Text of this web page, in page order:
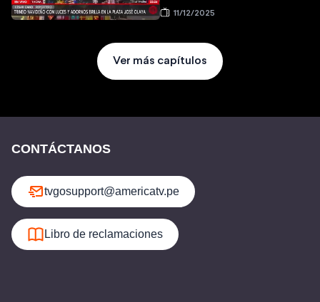
11/12/2025
Ver más capítulos
CONTÁCTANOS
tvgosupport@americatv.pe
Libro de reclamaciones